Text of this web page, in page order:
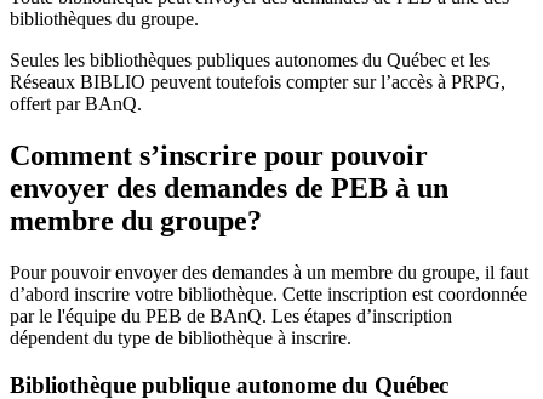
bibliothèques du groupe.
Seules les bibliothèques publiques autonomes du Québec et les
Réseaux BIBLIO peuvent toutefois compter sur l’accès à PRPG,
offert par BAnQ.
Comment s’inscrire pour pouvoir
envoyer des demandes de PEB à un
membre du groupe?
Pour pouvoir envoyer des demandes à un membre du groupe, il faut
d’abord inscrire votre bibliothèque. Cette inscription est coordonnée
par le l'équipe du PEB de BAnQ. Les étapes d’inscription
dépendent du type de bibliothèque à inscrire.
Bibliothèque publique autonome du Québec